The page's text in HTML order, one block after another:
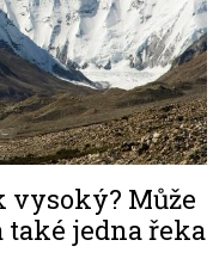
vysoký? Může
také jedna řeka